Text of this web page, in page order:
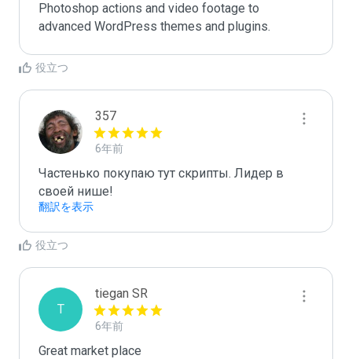
Photoshop actions and video footage to
advanced WordPress themes and plugins.
役立つ
357
6年前
Частенько покупаю тут скрипты. Лидер в
своей нише!
翻訳を表示
役立つ
T
tiegan SR
6年前
Great market place